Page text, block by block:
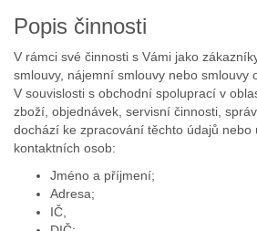
Popis činnosti
V rámci své činnosti s Vámi jako
smlouvy, nájemní smlouvy nebo smlouvy
V souvislosti s obchodní spoluprací v
zboží, objednávek, servisní činnosti,
dochází ke zpracování těchto údajů nebo
kontaktních osob:
Jméno a příjmení;
Adresa;
IČ,